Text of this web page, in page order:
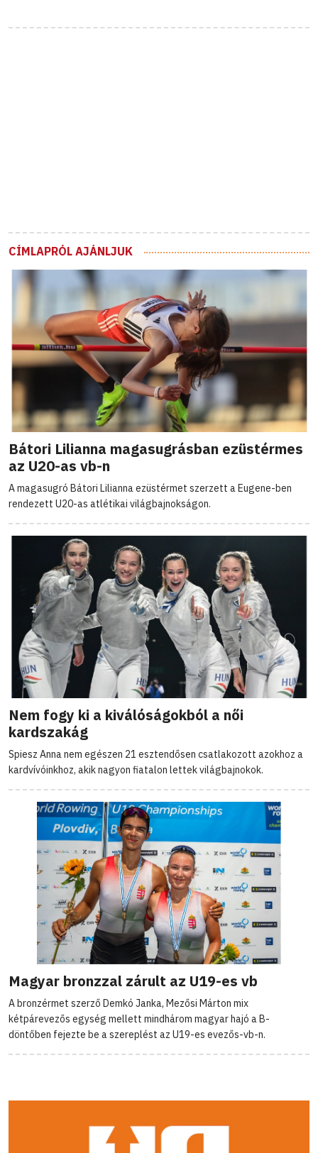
CÍMLAPRÓL AJÁNLJUK
Bátori Lilianna magasugrásban ezüstérmes
az U20-as vb-n
A magasugró Bátori Lilianna ezüstérmet szerzett a Eugene-ben
rendezett U20-as atlétikai világbajnokságon.
Nem fogy ki a kiválóságokból a női
kardszakág
Spiesz Anna nem egészen 21 esztendősen csatlakozott azokhoz a
kardvívóinkhoz, akik nagyon fiatalon lettek világbajnokok.
Magyar bronzzal zárult az U19-es vb
A bronzérmet szerző Demkó Janka, Mezősi Márton mix
kétpárevezős egység mellett mindhárom magyar hajó a B-
döntőben fejezte be a szereplést az U19-es evezős-vb-n.